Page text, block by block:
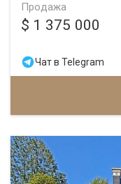
Продажа
$ 1 375 000
Чат в Telegram